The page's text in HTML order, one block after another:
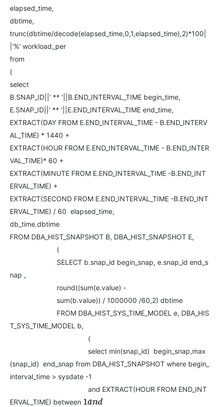
elapsed_time,
dbtime,
trunc(dbtime/decode(elapsed_time,0,1,elapsed_time),2)*100|
|'%' workload_per
from
(
select
B.SNAP_ID||' ** '||B.END_INTERVAL_TIME begin_time,
E.SNAP_ID||' ** '||E.END_INTERVAL_TIME end_time,
EXTRACT(DAY FROM E.END_INTERVAL_TIME - B.END_INTERV
AL_TIME) * 1440 +
EXTRACT(HOUR FROM E.END_INTERVAL_TIME - B.END_INTER
VAL_TIME)* 60 +
EXTRACT(MINUTE FROM E.END_INTERVAL_TIME -B.END_INT
ERVAL_TIME) +
EXTRACT(SECOND FROM E.END_INTERVAL_TIME -B.END_INT
ERVAL_TIME) / 60 elapsed_time,
db_time.dbtime
FROM DBA_HIST_SNAPSHOT B, DBA_HIST_SNAPSHOT E,
(
SELECT b.snap_id begin_snap, e.snap_id end_s
nap ,
round((sum(e.value) -
sum(b.value)) / 1000000 /60,2) dbtime
FROM DBA_HIST_SYS_TIME_MODEL e, DBA_HIS
T_SYS_TIME_MODEL b,
(
select min(snap_id) begin_snap,max
(snap_id) end_snap from DBA_HIST_SNAPSHOT where begin_
interval_time > sysdate -1
and EXTRACT(HOUR FROM END_INT
ERVAL_TIME) between 1and
2